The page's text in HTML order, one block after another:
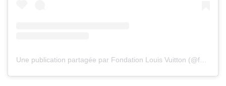
Une publication partagée par Fondation Louis Vuitton (@fondationlv)